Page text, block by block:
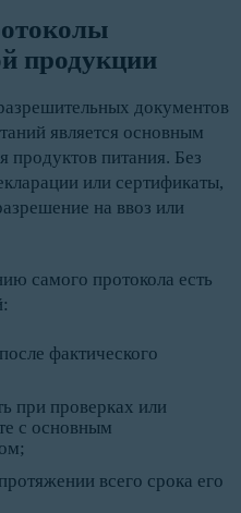
продукции
документов
является основным
продуктов питания. Без
или сертификаты,
на ввоз или
самого протокола есть
фактического
при проверках или
с основным
всего срока его